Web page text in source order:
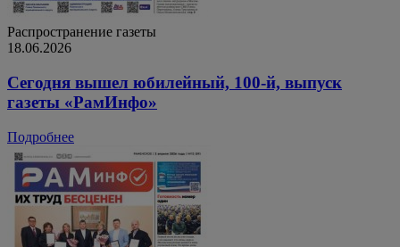
Распространение газеты
18.06.2026
Сегодня вышел юбилейный, 100-й, выпуск
газеты «РамИнфо»
Подробнее